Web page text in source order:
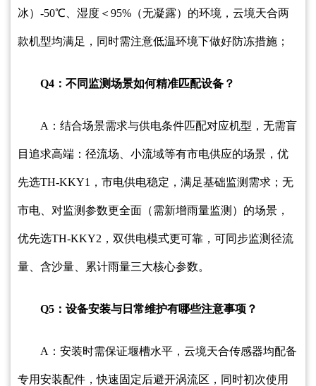
冰）-50℃、湿度＜95%（无凝露）的环境，云境天合两
款机型均满足，同时需注意低温环境下做好防冻措施；
Q4：不同监测场景如何精准匹配设备？
A：结合场景需求与供电条件匹配对应机型，无需盲
目追求高端：径流场、小流域等有市电供应的场景，优
先选TH-KKY1，市电供电稳定，满足基础监测需求；无
市电、对监测参数更全面（需新增雨量监测）的场景，
优先选TH-KKY2，双供电模式更可靠，可同步监测径流
量、含沙量、累计雨量三大核心参数。
Q5：设备安装与日常维护有哪些注意事项？
A：安装时需保证堰槽水平，云境天合传感器均配备
专用安装配件，快速固定后避开涡流区，同时初次使用